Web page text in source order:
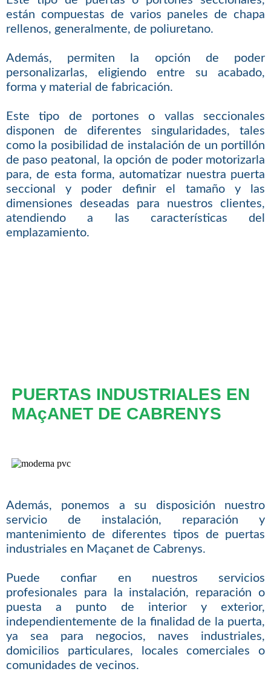
están compuestas de varios paneles de chapa
rellenos, generalmente, de poliuretano.
Además, permiten la opción de poder
personalizarlas, eligiendo entre su acabado,
forma y material de fabricación.
Este tipo de portones o vallas seccionales
disponen de diferentes singularidades, tales
como la posibilidad de instalación de un portillón
de paso peatonal, la opción de poder motorizarla
para, de esta forma, automatizar nuestra puerta
seccional y poder definir el tamaño y las
dimensiones deseadas para nuestros clientes,
atendiendo a las características del
emplazamiento.
PUERTAS INDUSTRIALES EN
MAçANET DE CABRENYS
Además, ponemos a su disposición nuestro
servicio de instalación, reparación y
mantenimiento de diferentes tipos de puertas
industriales en Maçanet de Cabrenys.
Puede confiar en nuestros servicios
profesionales para la instalación, reparación o
puesta a punto de interior y exterior,
independientemente de la finalidad de la puerta,
ya sea para negocios, naves industriales,
domicilios particulares, locales comerciales o
comunidades de vecinos.